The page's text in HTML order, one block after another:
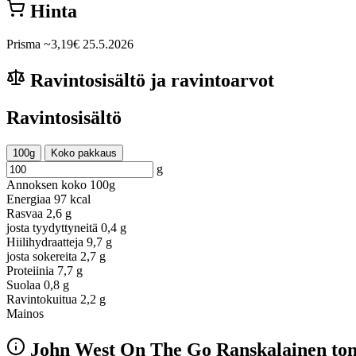
Hinta
Prisma ~3,19€ 25.5.2026
Ravintosisältö ja ravintoarvot
Ravintosisältö
100g Koko pakkaus
g
Annoksen koko 100g
Energiaa 97 kcal
Rasvaa 2,6 g
josta tyydyttyneitä 0,4 g
Hiilihydraatteja 9,7 g
josta sokereita 2,7 g
Proteiinia 7,7 g
Suolaa 0,8 g
Ravintokuitua 2,2 g
Mainos
John West On The Go Ranskalainen